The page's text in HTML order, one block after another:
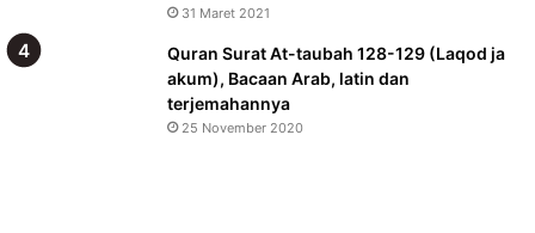
31 Maret 2021
Quran Surat At-taubah 128-129 (Laqod ja
akum), Bacaan Arab, latin dan
terjemahannya
25 November 2020